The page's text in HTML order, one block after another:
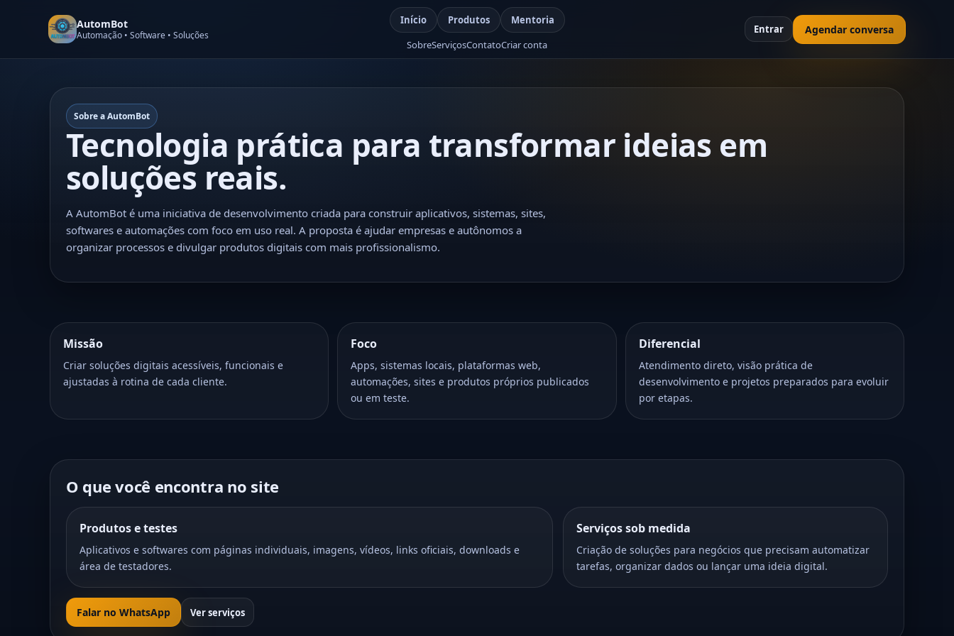
AutomBot
Automação • Software • Soluções
Início Produtos
Mentoria
SobreServiçosContatoCriar conta
Entrar Agendar conversa
Sobre a AutomBot
Tecnologia prática para transformar ideias em
soluções reais.
A AutomBot é uma iniciativa de desenvolvimento criada para construir aplicativos, sistemas, sites,
softwares e automações com foco em uso real. A proposta é ajudar empresas e autônomos a
organizar processos e divulgar produtos digitais com mais profissionalismo.
Missão
Criar soluções digitais acessíveis, funcionais e
ajustadas à rotina de cada cliente.
Foco
Apps, sistemas locais, plataformas web,
automações, sites e produtos próprios publicados
ou em teste.
Diferencial
Atendimento direto, visão prática de
desenvolvimento e projetos preparados para evoluir
por etapas.
O que você encontra no site
Produtos e testes
Aplicativos e softwares com páginas individuais, imagens, vídeos, links oficiais, downloads e
área de testadores.
Serviços sob medida
Criação de soluções para negócios que precisam automatizar
tarefas, organizar dados ou lançar uma ideia digital.
Falar no WhatsApp Ver serviços